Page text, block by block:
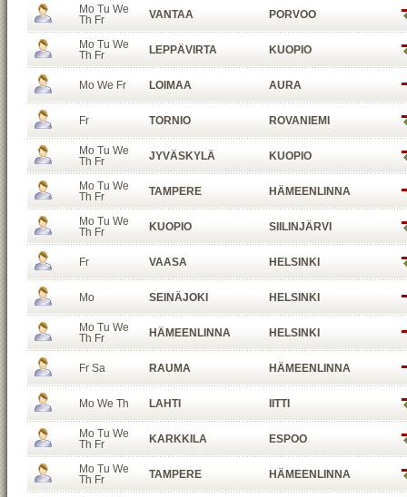
Mo Tu We
Th Fr
VANTAA PORVOO
Mo Tu We
Th Fr
LEPPÄVIRTA KUOPIO
Mo We Fr LOIMAA AURA
Fr TORNIO ROVANIEMI
Mo Tu We
Th Fr
JYVÄSKYLÄ KUOPIO
Mo Tu We
Th Fr
TAMPERE HÄMEENLINNA
Mo Tu We
Th Fr
KUOPIO SIILINJÄRVI
Fr VAASA HELSINKI
Mo SEINÄJOKI HELSINKI
Mo Tu We
Th Fr
HÄMEENLINNA HELSINKI
Fr Sa RAUMA HÄMEENLINNA
Mo We Th LAHTI IITTI
Mo Tu We
Th Fr
KARKKILA ESPOO
Mo Tu We
Th Fr
TAMPERE HÄMEENLINNA